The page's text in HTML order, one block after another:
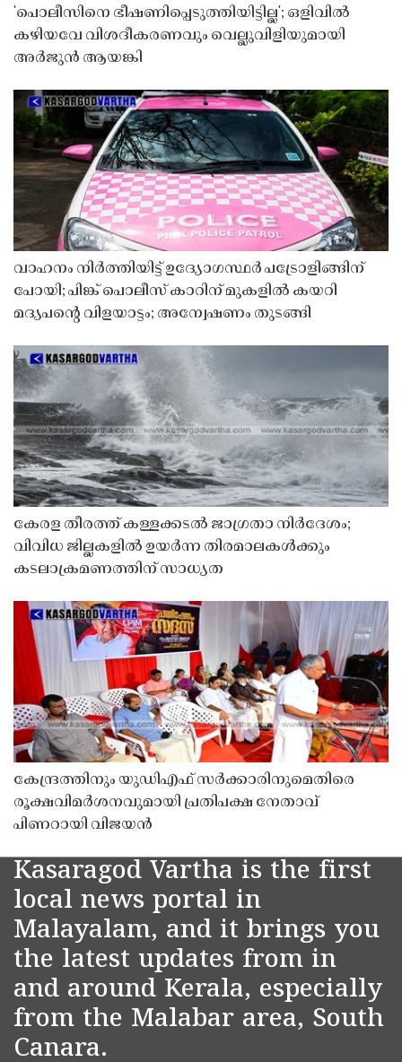
'പൊലീസിനെ ഭീഷണിപ്പെടുത്തിയിട്ടില്ല'; ഒളിവിൽ
കഴിയവേ വിശദീകരണവും വെല്ലുവിളിയുമായി
അർജുൻ ആയങ്കി
വാഹനം നിർത്തിയിട്ട് ഉദ്യോഗസ്ഥർ പട്രോളിങ്ങിന്
പോയി; പിങ്ക് പൊലീസ് കാറിന് മുകളിൽ കയറി
മദ്യപൻ്റെ വിളയാട്ടം; അന്വേഷണം തുടങ്ങി
കേരള തീരത്ത് കള്ളക്കടൽ ജാഗ്രതാ നിർദേശം;
വിവിധ ജില്ലകളിൽ ഉയർന്ന തിരമാലകൾക്കും
കടലാക്രമണത്തിന് സാധ്യത
കേന്ദ്രത്തിനും യുഡിഎഫ് സർക്കാരിനുമെതിരെ
രൂക്ഷവിമർശനവുമായി പ്രതിപക്ഷ നേതാവ്
പിണറായി വിജയൻ
Kasaragod Vartha is the first
local news portal in
Malayalam, and it brings you
the latest updates from in
and around Kerala, especially
from the Malabar area, South
Canara.